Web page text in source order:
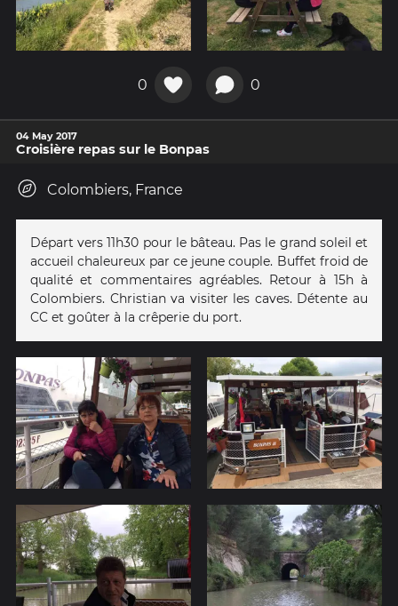
0 0
04 May 2017
Croisière repas sur le Bonpas
Colombiers, France
Départ vers 11h30 pour le bâteau. Pas le grand soleil et
accueil chaleureux par ce jeune couple. Buffet froid de
qualité et commentaires agréables. Retour à 15h à
Colombiers. Christian va visiter les caves. Détente au
CC et goûter à la crêperie du port.